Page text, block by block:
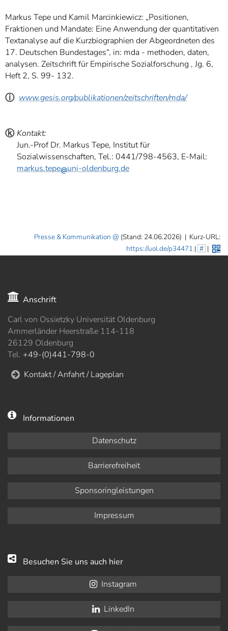
Markus Tepe und Kamil Marcinkiewicz: „Positionen,
Fraktionen und Mandate: Eine Anwendung der quantitativen
Textanalyse auf die Kurzbiographien der Abgeordneten des
17. Deutschen Bundestages“, in: mda - methoden, daten,
analysen. Zeitschrift für Empirische Sozialforschung , Jg. 6,
Heft 2, S. 99- 132.
ⓘ www.gesis.org/publikationen/zeitschriften/mda/
ⓚ Kontakt:
Jun.-Prof Dr. Markus Tepe, Institut für
Sozialwissenschaften, Tel.: 0441/798-4563, E-Mail:
markus.tepe
uni-oldenburg.de
Presse & Kommunikation (Stand: 24.06.2026) | Kurz-URL:
https://uol.de/p34471 | # |
Anschrift
Carl von Ossietzky Universität Oldenburg
Ammerländer Heerstraße 114-118
26129 Oldenburg
Tel. +49-(0)441-798-0
Kontakt / Anfahrt / Lageplan
Informationen
Datenschutz
Barrierefreiheit
Sponsoringleistungen
Impressum
Besuchen Sie uns auch hier
Instagram
LinkedIn